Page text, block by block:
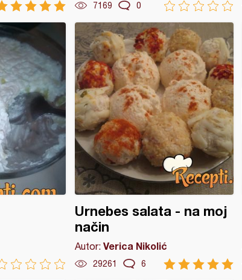
7169 0
Urnebes salata - na moj
način
Autor: Verica Nikolić
29261 6